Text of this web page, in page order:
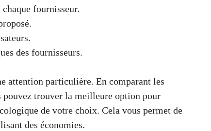
fournisseur.
des fournisseurs.
attention particulière. En comparant les
trouver la meilleure option pour
de votre choix. Cela vous permet de
des économies.